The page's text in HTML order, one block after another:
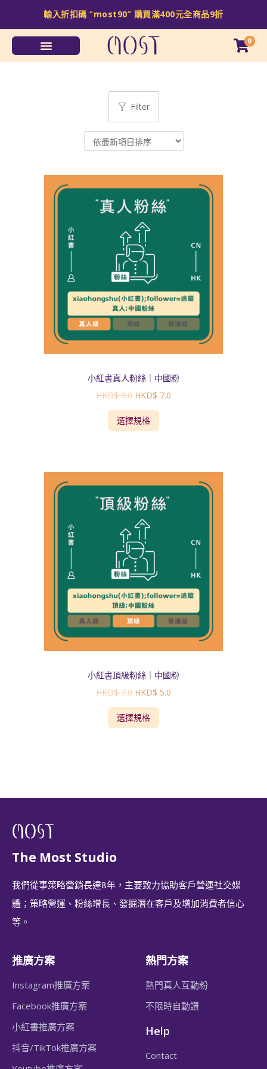
輸入折扣碼 “most90” 購買滿400元全商品9折
0
Filter
小紅書真人粉絲｜中國粉
HKD$9.0 HKD$ 7.0
選擇規格
小紅書頂級粉絲｜中國粉
HKD$7.0 HKD$ 5.0
選擇規格
The Most Studio
我們從事策略營銷長達8年，主要致力協助客戶營運社交媒
體；策略營運、粉絲增長、發掘潛在客戶及增加消費者信心
等。
推廣方案
Instagram推廣方案
Facebook推廣方案
小紅書推廣方案
抖音/TikTok推廣方案
熱門方案
熱門真人互動粉
不限時自動讚
Help
Contact